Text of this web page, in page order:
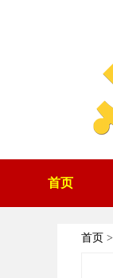
首页
首页 >